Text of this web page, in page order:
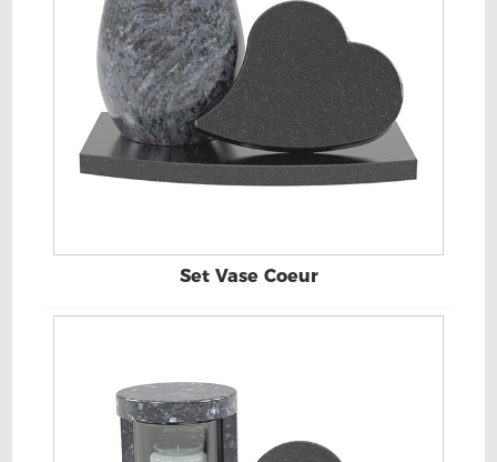
Set Vase Coeur